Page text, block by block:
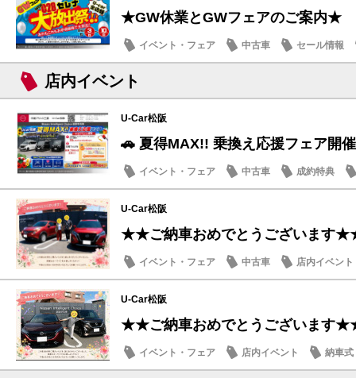
★GW休業とGWフェアのご案内★
イベント・フェア 中古車 セール情報
店内イベント
U-Car松阪
🚗 夏得MAX!! 乗換え応援フェア開
イベント・フェア 中古車 成約特典
U-Car松阪
★★ご納車おめでとうございます
イベント・フェア 中古車 店内イベント
U-Car松阪
★★ご納車おめでとうございます
イベント・フェア 店内イベント 納車式